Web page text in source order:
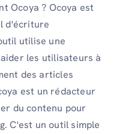
Ocoya ? Ocoya est
d'écriture
utilise une
les utilisateurs à
des articles
est un rédacteur
du contenu pour
C'est un outil simple